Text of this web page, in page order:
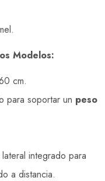
Modelos:
cm.
para soportar un peso
integrado para
a distancia.